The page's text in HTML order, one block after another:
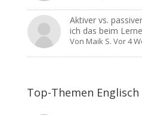
Aktiver vs.
ich das beim
Von Maik S. Vor 4
Top-Themen Englisch